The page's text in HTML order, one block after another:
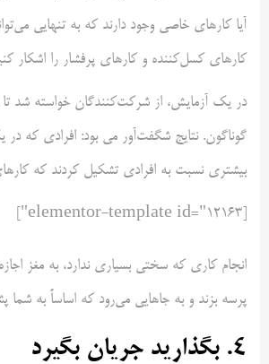
آیا کارهای خاصی وجود دارند که به تنهایی
کارهای کسل‌کننده و کارهای پرفشار را اشکار
در یک آزمایش، از شرکت‌کنندگان خواسته شد تا
گوناگون. نتایج شگفت‌آور می بود: افرادی که
بیشتری نسبت به افرادی تشکیل کردند که
انجام کاری که سختی بسیاری ندارد، به مغز
پرسه بزند و به جاهایی می‌رود که اساساً به شما
۴. بگذارید جریان بگیرد